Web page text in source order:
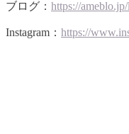
ブログ： https://
Instagram： https://